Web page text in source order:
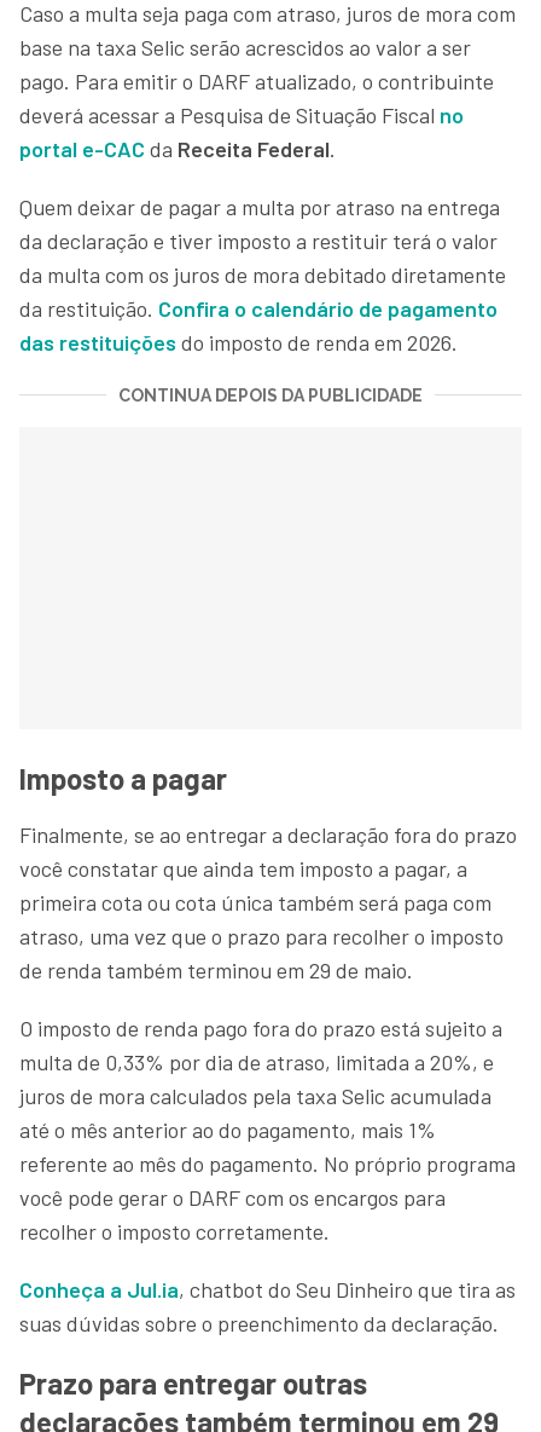
Caso a multa seja paga com atraso, juros de mora com
base na taxa Selic serão acrescidos ao valor a ser
pago. Para emitir o DARF atualizado, o contribuinte
deverá acessar a Pesquisa de Situação Fiscal no
portal e-CAC da Receita Federal.
Quem deixar de pagar a multa por atraso na entrega
da declaração e tiver imposto a restituir terá o valor
da multa com os juros de mora debitado diretamente
da restituição. Confira o calendário de pagamento
das restituições do imposto de renda em 2026.
CONTINUA DEPOIS DA PUBLICIDADE
Imposto a pagar
Finalmente, se ao entregar a declaração fora do prazo
você constatar que ainda tem imposto a pagar, a
primeira cota ou cota única também será paga com
atraso, uma vez que o prazo para recolher o imposto
de renda também terminou em 29 de maio.
O imposto de renda pago fora do prazo está sujeito a
multa de 0,33% por dia de atraso, limitada a 20%, e
juros de mora calculados pela taxa Selic acumulada
até o mês anterior ao do pagamento, mais 1%
referente ao mês do pagamento. No próprio programa
você pode gerar o DARF com os encargos para
recolher o imposto corretamente.
Conheça a Jul.ia, chatbot do Seu Dinheiro que tira as
suas dúvidas sobre o preenchimento da declaração.
Prazo para entregar outras
declarações também terminou em 29